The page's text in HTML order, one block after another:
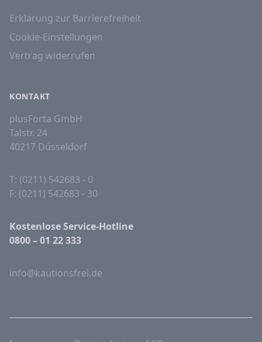
Erklärung zur Barrierefreiheit
Cookie-Einstellungen
Vertrag widerrufen
KONTAKT
plusForta GmbH
Talstr. 24
40217 Düsseldorf
T: (0211) 542683 - 0
F: (0211) 542683 - 30
Kostenlose Service-Hotline
0800 – 01 22 333
info@kautionsfrei.de